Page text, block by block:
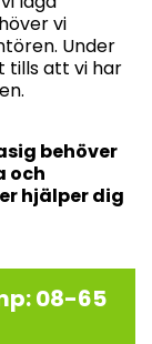
vi
Under
tills att vi har
behöver
och
hjälper dig
08-65